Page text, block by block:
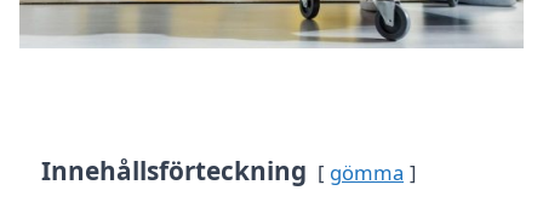
Innehållsförteckning gömma